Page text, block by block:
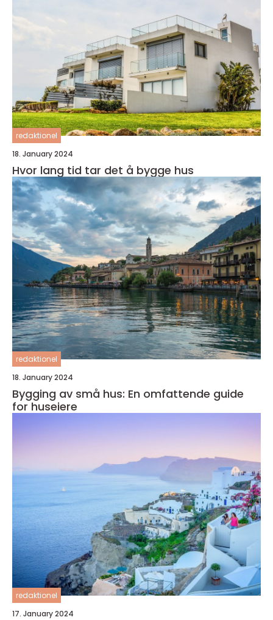
redaktionel
18. January 2024
Hvor lang tid tar det å bygge hus
redaktionel
18. January 2024
Bygging av små hus: En omfattende guide
for huseiere
redaktionel
17. January 2024